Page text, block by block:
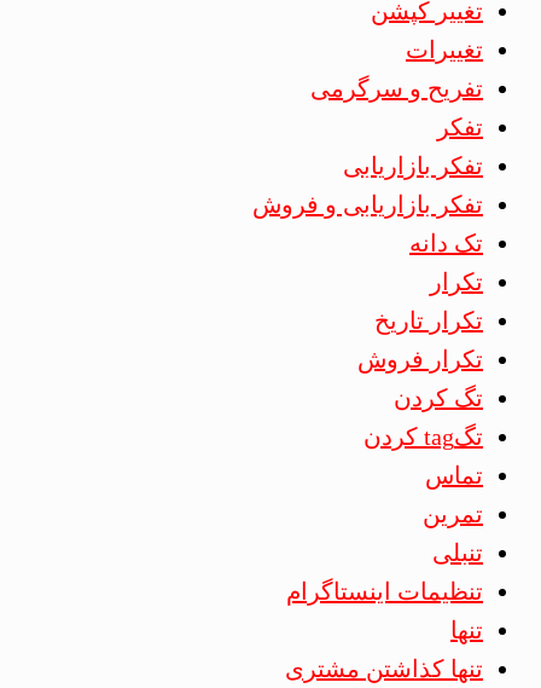
تغییر کپشن
تغییرات
تفریح و سرگرمی
تفکر
تفکر بازاریابی
تفکر بازاریابی و فروش
تک دانه
تکرار
تکرار تاریخ
تکرار فروش
تگ کردن
تگtag کردن
تماس
تمرین
تنبلی
تنظیمات اینستاگرام
تنها
تنها کذاشتن مشتری